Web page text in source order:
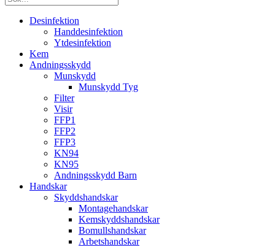
Desinfektion
Handdesinfektion
Ytdesinfektion
Kem
Andningsskydd
Munskydd
Munskydd Tyg
Filter
Visir
FFP1
FFP2
FFP3
KN94
KN95
Andningsskydd Barn
Handskar
Skyddshandskar
Montagehandskar
Kemskyddshandskar
Bomullshandskar
Arbetshandskar